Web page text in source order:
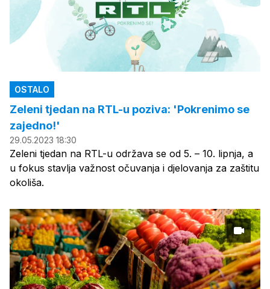
OSTALO
Zeleni tjedan na RTL-u poziva: 'Pokrenimo se
zajedno!'
29.05.2023 18:30
Zeleni tjedan na RTL-u održava se od 5. – 10. lipnja, a
u fokus stavlja važnost očuvanja i djelovanja za zaštitu
okoliša.